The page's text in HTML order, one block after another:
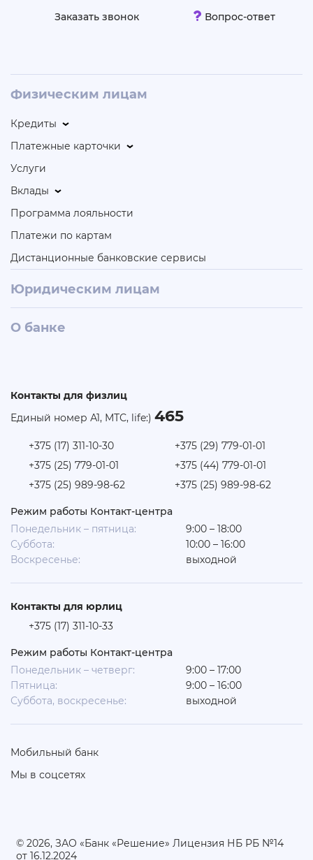
Заказать звонок Вопрос-ответ
Физическим лицам
Кредиты
Платежные карточки
Услуги
Вклады
Программа лояльности
Платежи по картам
Дистанционные банковские сервисы
Юридическим лицам
О банке
Контакты для физлиц
Единый номер А1, МТС, life:) 465
+375 (17) 311-10-30
+375 (29) 779-01-01
+375 (25) 779-01-01
+375 (44) 779-01-01
+375 (25) 989-98-62
+375 (25) 989-98-62
Режим работы Контакт-центра
Понедельник – пятница:
9:00 – 18:00
Суббота:
10:00 – 16:00
Воскресенье:
выходной
Контакты для юрлиц
+375 (17) 311-10-33
Режим работы Контакт-центра
Понедельник – четверг:
9:00 – 17:00
Пятница:
9:00 – 16:00
Суббота, воскресенье:
выходной
Мобильный банк
Мы в соцсетях
© 2026, ЗАО «Банк «Решение» Лицензия НБ РБ №14
от 16.12.2024